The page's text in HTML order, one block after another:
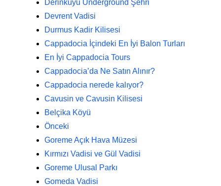
Derinkuyu Underground Şehri
Devrent Vadisi
Durmus Kadir Kilisesi
Cappadocia İçindeki En İyi Balon Turları
En İyi Cappadocia Tours
Cappadocia’da Ne Satın Alınır?
Cappadocia nerede kalıyor?
Cavusin ve Cavusin Kilisesi
Belçika Köyü
Önceki
Goreme Açık Hava Müzesi
Kırmızı Vadisi ve Gül Vadisi
Goreme Ulusal Parkı
Gomeda Vadisi